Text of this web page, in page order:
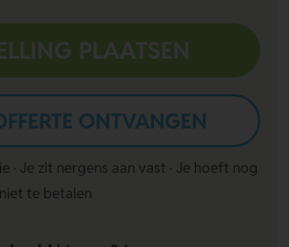
PLAATSEN
ONTVANGEN
· Je zit nergens aan vast · Je hoeft nog
niet te betalen